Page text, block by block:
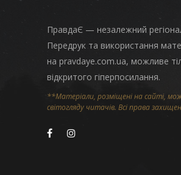
ПравдаЄ — незалежний
Передрук та використання
на pravdaye.com.ua, можливе
відкритого гіперпосилання.
**Матеріали, розміщені на сайті,
світогляду читачів. Всі права